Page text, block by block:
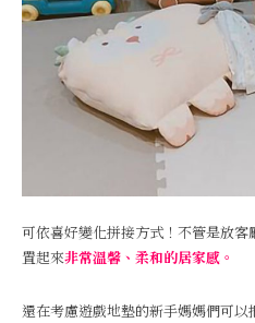
可依喜好變化拼接方式！不管是放
置起來非常溫馨、柔和的居家感。
還在考慮遊戲地墊的新手媽媽們可以